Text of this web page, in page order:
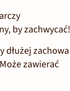
by zachwycać!
dłużej zachowa
zawierać